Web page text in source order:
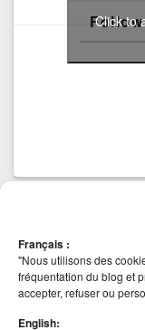
Français :
"Nous utilisons des
fréquentation du blog et
accepter, refuser ou
English:
Click to
AHVanti virus
Edition Deep Security 8
MICROSOFT Mise à
Site Recovery